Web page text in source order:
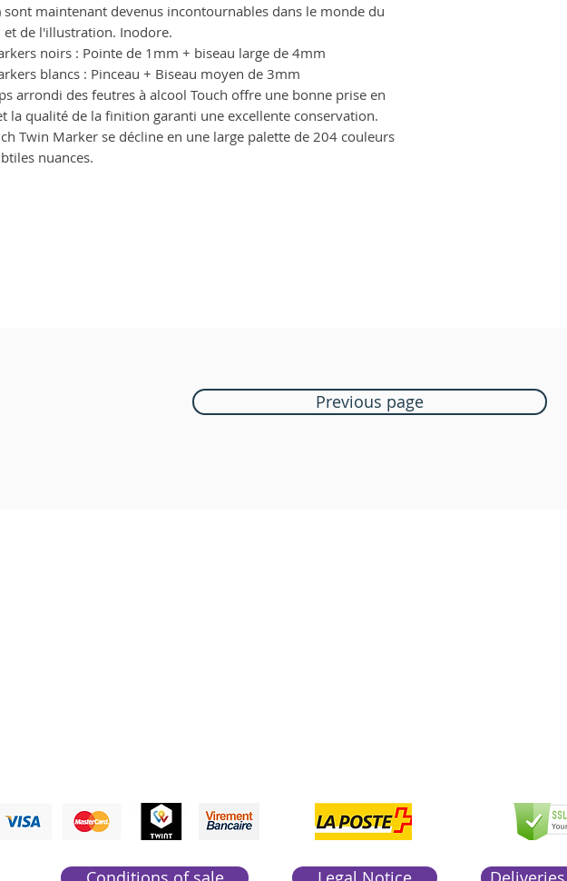
sont maintenant devenus incontournables dans le monde du
et de l'illustration. Inodore.
noirs : Pointe de 1mm + biseau large de 4mm
blancs : Pinceau + Biseau moyen de 3mm
arrondi des feutres à alcool Touch offre une bonne prise en
la qualité de la finition garanti une excellente conservation.
Twin Marker se décline en une large palette de 204 couleurs
nuances.
Previous page